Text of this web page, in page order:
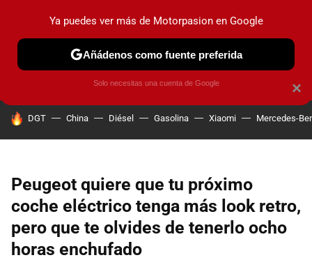
PRUEBAS COCHES ELÉCTRICOS OBSERVATORIO
HOY SE HABLA DE
DGT China Diésel Gasolina Xiaomi Mercedes-
Peugeot quiere que tu próximo
coche eléctrico tenga más look retro,
pero que te olvides de tenerlo ocho
horas enchufado
×
Ya puedes ver más de Motorpasion en Google
Añádenos como fuente preferida
Solo necesitas una cuenta de Google